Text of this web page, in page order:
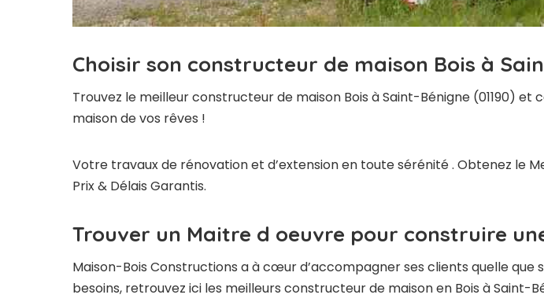
Choisir son constructeur de maison Bois à
Trouvez le meilleur constructeur de maison Bois à Saint-Bénigne (01190)
maison de vos rêves !
Votre travaux de rénovation et d’extension en toute sérénité . Obtenez le
Prix & Délais Garantis.
Trouver un Maitre d oeuvre pour construire
Maison-Bois Constructions a à cœur d’accompagner ses clients quelle
besoins, retrouvez ici les meilleurs constructeur de maison en Bois à Saint-